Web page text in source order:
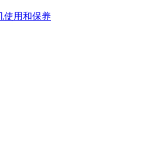
使用和保养